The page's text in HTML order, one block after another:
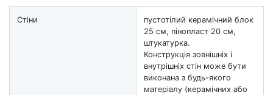
Стіни
пустотілий керамічний блок
25 см, пінопласт 20 см,
штукатурка.
Конструкція зовнішніх і
внутрішніх стін може бути
виконана з будь-якого
матеріалу (керамічних або